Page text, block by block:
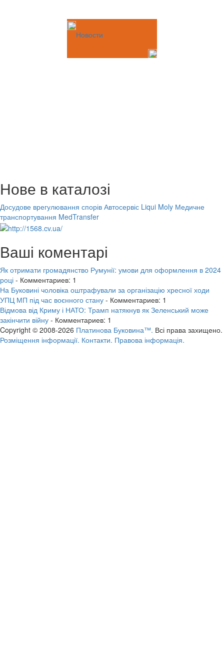
Новости
Нове в каталозі
Досудове врегулювання спорів Автосервіс Liqui Moly Медичне
транспортування MedTransfer
Ваші коментарі
Як отримати громадянство Румунії: умови для оформлення в 2024
році - Комментариев: 1
На Буковині чоловіка оштрафували за організацію хресної ходи
УПЦ МП під час воєнного стану - Комментариев: 1
Відмова від Криму і НАТО: Трамп натякнув як Зеленський може
закінчити війну - Комментариев: 1
Copyright © 2008-2026 Платинова Буковина™. Всі права захищено.
Розміщення інформації. Контакти. Правова інформація.